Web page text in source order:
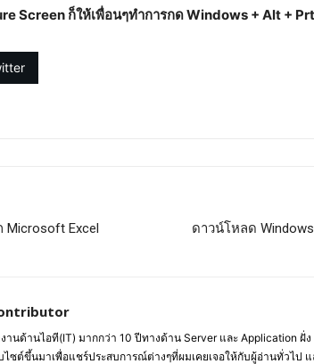
Screen ก็ให้เพื่อนๆทำการกด Windows + Alt +
Excel ดาวน์โหลด
านด้านไอที(IT) มากกว่า 10 ปีทางด้าน Server และ Application ฝั่
ไซต์ขึ้นมาเพื่อแชร์ประสบการณ์ต่างๆที่ผมเคยเจอให้กับผู้อ่านทั่วไป